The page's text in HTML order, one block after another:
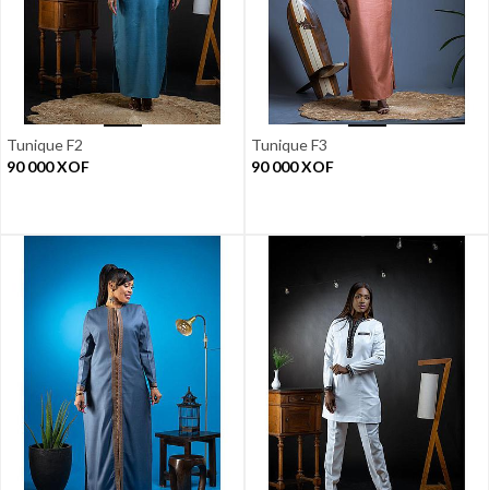
Tunique F2
90 000XOF
Tunique F3
90 000XOF